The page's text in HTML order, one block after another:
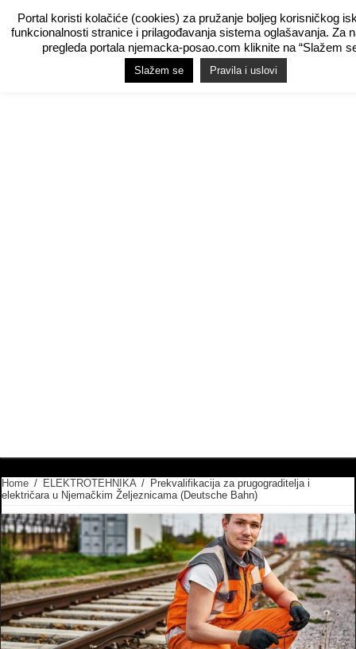
Home / ELEKTROTEHNIKA / Prekvalifikacija za prugograditelja i
električara u Njemačkim Željeznicama (Deutsche Bahn)
Portal koristi kolačiće (cookies) za pružanje boljeg korisničkog
funkcionalnosti stranice i prilagođavanja sistema oglašavanja. Za
pregleda portala njemacka-posao.com kliknite na “Slažem
Slažem se Pravila i uslovi